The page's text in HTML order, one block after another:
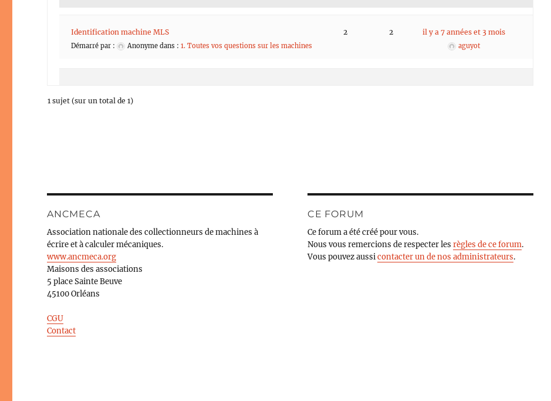
Identification machine MLS
Démarré par : Anonyme dans :1. Toutes vos questions sur les machines
2 2 il y a 7 années et 3 mois
aguyot
1 sujet (sur un total de 1)
ANCMECA
Association nationale des collectionneurs de machines à
écrire et à calculer mécaniques.
www.ancmeca.org
Maisons des associations
5 place Sainte Beuve
45100 Orléans
CGU
Contact
CE FORUM
Ce forum a été créé pour vous.
Nous vous remercions de respecter lesrègles de ce forum.
Vous pouvez aussicontacter un de nos administrateurs.